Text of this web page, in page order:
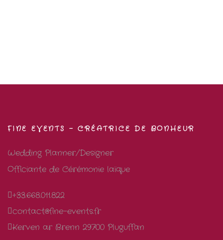
FINE EVENTS – CRÉATRICE DE BONHEUR
Wedding Planner/Designer
Officiante de Cérémonie laïque
+33.668.011.822
contact@fine-events.fr
Kerven ar Brenn 29700 Pluguffan